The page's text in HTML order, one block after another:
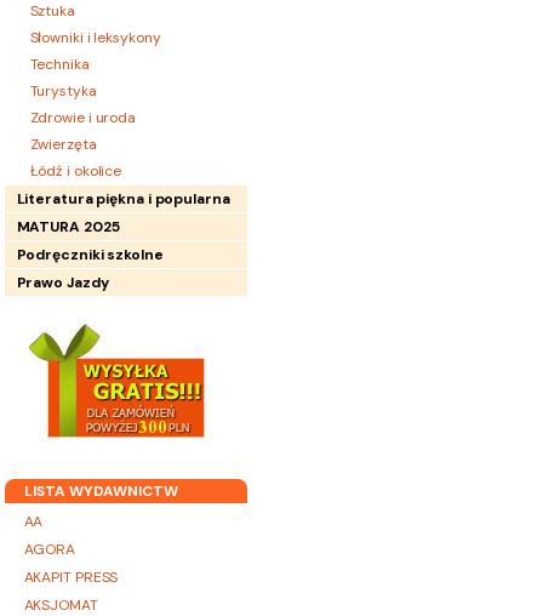
Sztuka
Słowniki i leksykony
Technika
Turystyka
Zdrowie i uroda
Zwierzęta
Łódź i okolice
Literatura piękna i popularna
MATURA 2025
Podręczniki szkolne
Prawo Jazdy
LISTA WYDAWNICTW
AA
AGORA
AKAPIT PRESS
AKSJOMAT